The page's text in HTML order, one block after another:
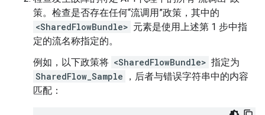
策。检查是否存在任何“流调用”政策，其中的
<SharedFlowBundle> 元素是使用上述第 1 步中指
定的流名称指定的。
例如，以下政策将 <SharedFlowBundle> 指定为
SharedFlow_Sample
，后者与错误字符串中的内容
匹配：